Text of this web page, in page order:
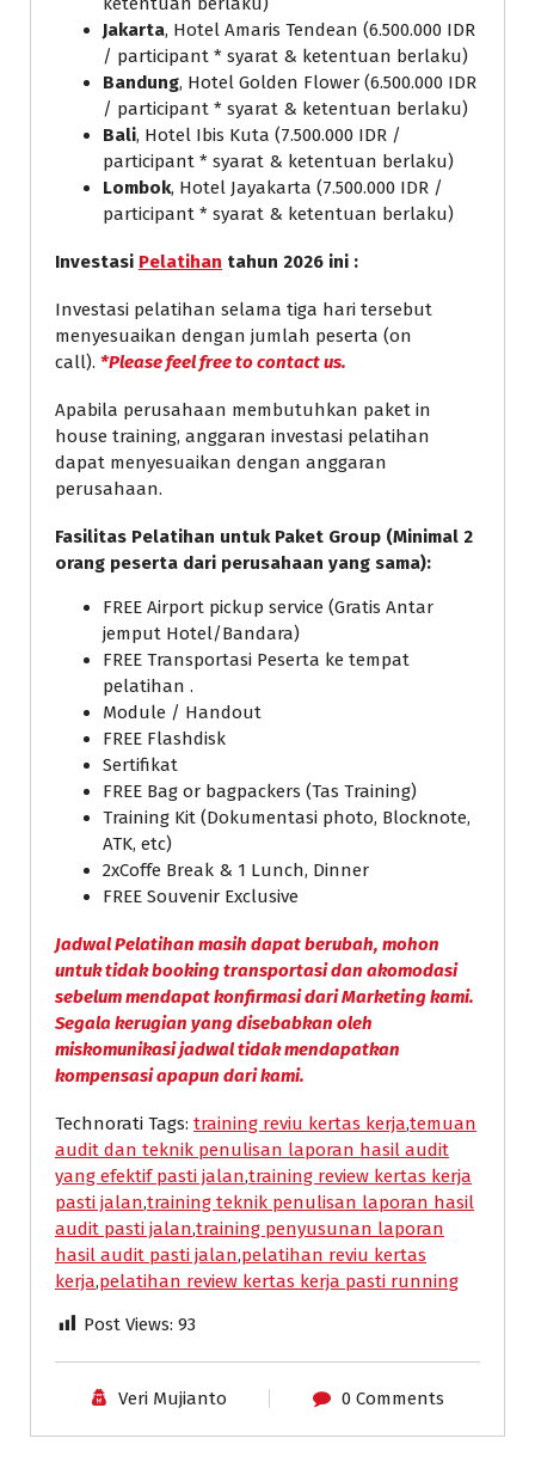
Jakarta, Hotel Amaris Tendean (6.500.000 IDR
/ participant * syarat & ketentuan berlaku)
Bandung, Hotel Golden Flower (6.500.000 IDR
/ participant * syarat & ketentuan berlaku)
Bali, Hotel Ibis Kuta (7.500.000 IDR /
participant * syarat & ketentuan berlaku)
Lombok, Hotel Jayakarta (7.500.000 IDR /
participant * syarat & ketentuan berlaku)
Investasi Pelatihan tahun 2026 ini :
Investasi pelatihan selama tiga hari tersebut
menyesuaikan dengan jumlah peserta (on
call). *Please feel free to contact us.
Apabila perusahaan membutuhkan paket in
house training, anggaran investasi pelatihan
dapat menyesuaikan dengan anggaran
perusahaan.
Fasilitas Pelatihan untuk Paket Group (Minimal 2
orang peserta dari perusahaan yang sama):
FREE Airport pickup service (Gratis Antar
jemput Hotel/Bandara)
FREE Transportasi Peserta ke tempat
pelatihan .
Module / Handout
FREE Flashdisk
Sertifikat
FREE Bag or bagpackers (Tas Training)
Training Kit (Dokumentasi photo, Blocknote,
ATK, etc)
2xCoffe Break & 1 Lunch, Dinner
FREE Souvenir Exclusive
Jadwal Pelatihan masih dapat berubah, mohon
untuk tidak booking transportasi dan akomodasi
sebelum mendapat konfirmasi dari Marketing kami.
Segala kerugian yang disebabkan oleh
miskomunikasi jadwal tidak mendapatkan
kompensasi apapun dari kami.
Technorati Tags: training reviu kertas kerja,temuan
audit dan teknik penulisan laporan hasil audit
yang efektif pasti jalan,training review kertas kerja
pasti jalan,training teknik penulisan laporan hasil
audit pasti jalan,training penyusunan laporan
hasil audit pasti jalan,pelatihan reviu kertas
kerja,pelatihan review kertas kerja pasti running
Post Views: 93
Veri Mujianto 0 Comments